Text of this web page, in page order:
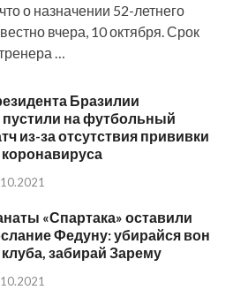
о назначении 52-летнего
вчера, 10 октября. Срок
…
Бразилии
пустили на футбольный
из-за отсутствия прививки
коронавируса
«Спартака» оставили
Федуну: убирайся вон
клуба, забирай Зарему